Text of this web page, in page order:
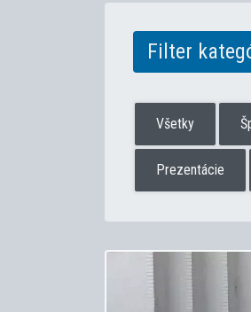
Filter
Všetky
Prezentácie